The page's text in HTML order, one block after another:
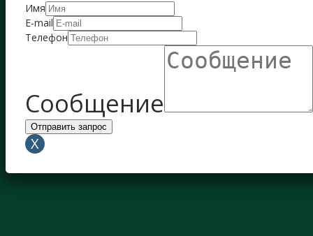
Имя
E-mail
Телефон
Сообщение
Отправить запрос
X